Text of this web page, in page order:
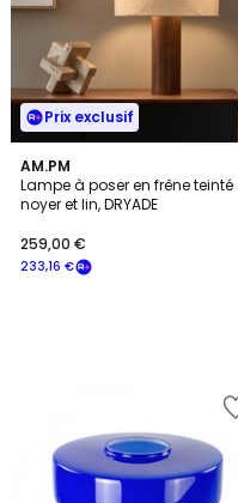
Prix exclusif
AM.PM
Lampe à poser en frêne teinté
noyer et lin, DRYADE
233,16 €
259,00 €